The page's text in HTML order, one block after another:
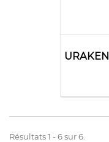
Résultats 1 - 6 sur 6.